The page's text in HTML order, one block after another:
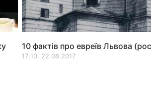
Лонгріди
Відео з Youtube Статті
10 фактів про евреїв Львова
17:10, 22.08.2017